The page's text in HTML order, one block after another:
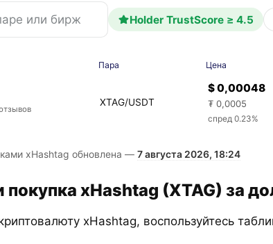
Holder TrustScore ≥ 4.5
Пара Цена
XTAG/USDT
$ 0,00048
₮ 0,0005
спред 0.23%
xHashtag обновлена — 7 августа 2026, 18:24
xHashtag (XTAG) за
xHashtag, воспользуйтесь